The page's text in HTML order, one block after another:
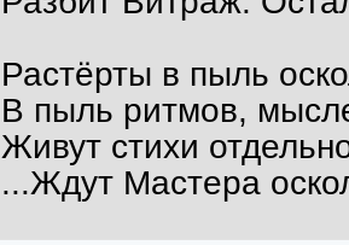
Растёрты в пыль
В пыль ритмов,
Живут стихи
...Ждут Мастера